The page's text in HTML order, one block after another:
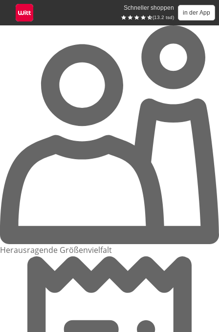
Schneller shoppen
(13.2 tsd)
in der App
Herausragende Größenvielfalt